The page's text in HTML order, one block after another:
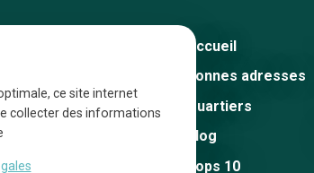
pour
Accueil
Bonnes adresses
Quartiers
Blog
Tops 10
ce site internet
collecter des informations